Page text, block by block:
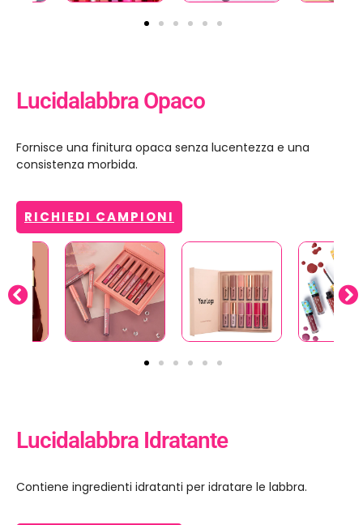
Lucidalabbra Opaco
Fornisce una finitura opaca senza lucentezza e una
consistenza morbida.
RICHIEDI CAMPIONI
Lucidalabbra Idratante
Contiene ingredienti idratanti per idratare le labbra.